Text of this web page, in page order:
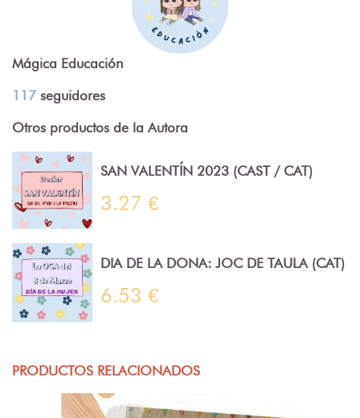
Mágica Educación
117 seguidores
Otros productos de la Autora
SAN VALENTÍN 2023 (CAST / CAT)
3.27 €
DIA DE LA DONA: JOC DE TAULA (CAT)
6.53 €
PRODUCTOS RELACIONADOS